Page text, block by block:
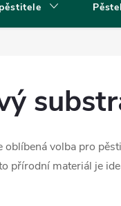
oblíbená volba pro
přírodní materiál je